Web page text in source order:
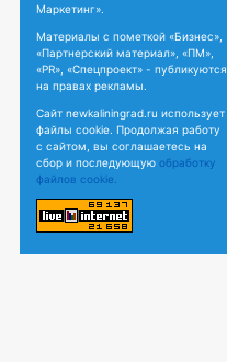
Маркетинг».
Материалы с пометкой «Бизнес»,
«Партнерский материал», «ПМ»,
«PR», «Спецпроект» - публикуются
на правах рекламы.
Сайт newkaliningrad.ru использует
файлы cookie. Продолжая работу
с сайтом, вы соглашаетесь на
сбор и последующую обработку
файлов cookie.